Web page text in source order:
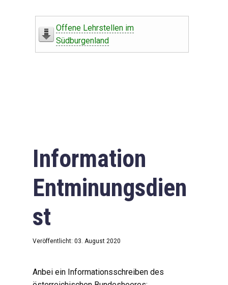
Offene Lehrstellen im
Südburgenland
Information
Entminungsdien
st
Veröffentlicht: 03. August 2020
Anbei ein Informationsschreiben des